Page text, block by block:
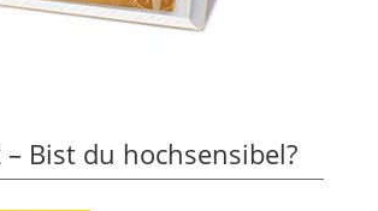
– Bist du hochsensibel?